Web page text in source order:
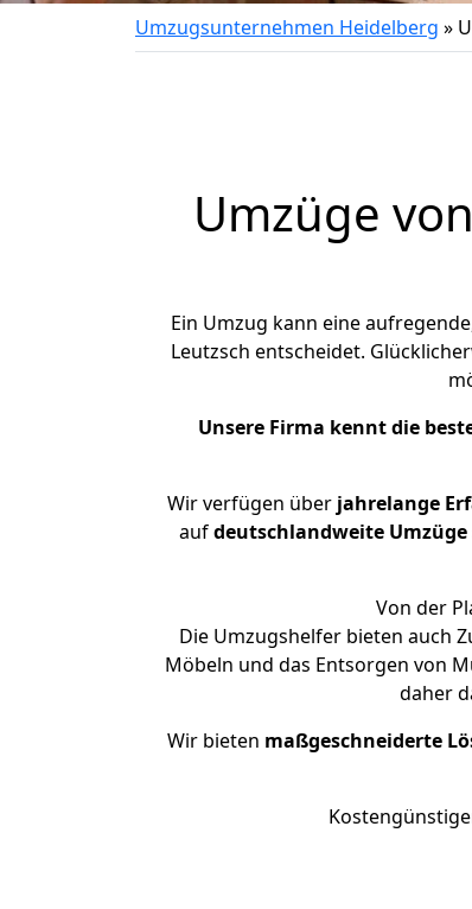
Umzugsunternehmen Heidelberg »
Umzüge
Ein Umzug kann eine
Leutzsch entscheidet.
Unsere Firma kennt die
Wir verfügen überjahrelange
aufdeutschlandweite
Von der
Die Umzugshelfer bieten auch
Möbeln und das Entsorgen von
daher
Wir bieten maßgeschneiderte